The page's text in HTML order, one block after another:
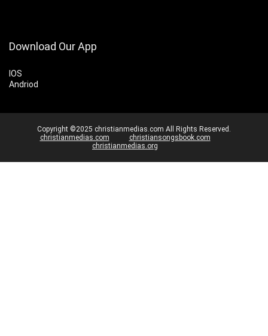
Download Our App
IOS
Andriod
Copyright ©2025 christianmedias.com All Rights Reserved.
christianmedias.com
christiansongsbook.com
christianmedias.org